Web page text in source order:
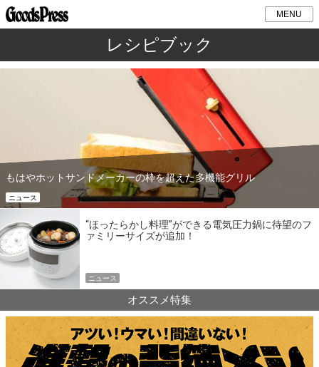
MENU
レシピブック
もはやホットサンドメーカーの枠を超えた多機能グリル
ニュース
“ほったらかし料理”ができる電気圧力鍋に待望のフ
ァミリーサイズが追加！
ニュース
オススメ特集